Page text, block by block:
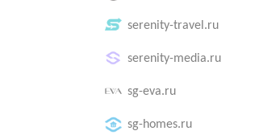
serenity-travel.ru
serenity-media.ru
sg-eva.ru
sg-homes.ru